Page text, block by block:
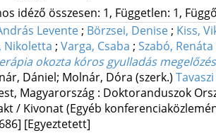
idéző összesen: 1, Független: 1,
Levente ; Börzsei, Denise ; Kiss,
Nikoletta ; Varga, Csaba ; Szabó, Renáta
okozta kóros gyulladás
Dániel; Molnár, Dóra (szerk.)
Magyarország : Doktoranduszok
/ Kivonat (Egyéb
[Egyeztetett]